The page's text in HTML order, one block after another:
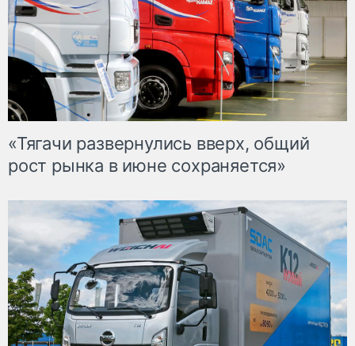
«Тягачи развернулись вверх, общий
рост рынка в июне сохраняется»